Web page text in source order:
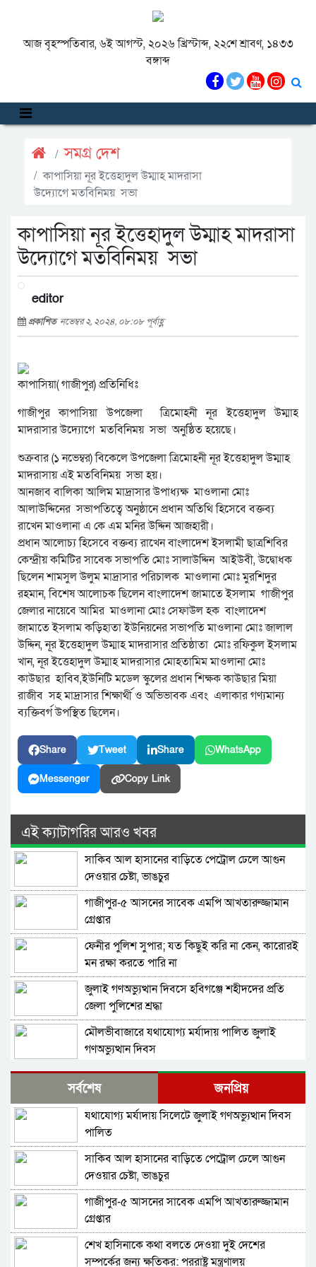
আজ বৃহস্পতিবার, ৬ই আগস্ট, ২০২৬ খ্রিস্টাব্দ, ২২শে শ্রাবণ, ১৪৩৩
বঙ্গাব্দ
সমগ্র দেশ
কাপাসিয়া নূর ইত্তেহাদুল উম্মাহ মাদরাসা
উদ্যোগে মতবিনিময় সভা
কাপাসিয়া নূর ইত্তেহাদুল উম্মাহ মাদরাসা
উদ্যোগে মতবিনিময় সভা
editor
প্রকাশিত নভেম্বর ২, ২০২৪, ০৮:০৮ পূর্বাহ্ণ
কাপাসিয়া( গাজীপুর) প্রতিনিধিঃ
গাজীপুর কাপাসিয়া উপজেলা ত্রিমোহনী নূর ইত্তেহাদুল উম্মাহ
মাদরাসার উদ্যোগে মতবিনিময় সভা অনুষ্ঠিত হয়েছে।
শুক্রবার (১ নভেম্বর) বিকেলে উপজেলা ত্রিমোহনী নূর ইত্তেহাদুল উম্মাহ
মাদরাসায় এই মতবিনিময় সভা হয়।
আনজাব বালিকা আলিম মাদ্রাসার উপাধ্যক্ষ মাওলানা মোঃ
আলাউদ্দিনের সভাপতিত্বে অনুষ্ঠানে প্রধান অতিথি হিসেবে বক্তব্য
রাখেন মাওলানা এ কে এম মনির উদ্দিন আজহারী।
প্রধান আলোচ্য হিসেবে বক্তব্য রাখেন বাংলাদেশ ইসলামী ছাত্রশিবির
কেন্দ্রীয় কমিটির সাবেক সভাপতি মোঃ সালাউদ্দিন আইউবী, উদ্বোধক
ছিলেন শামসুল উলুম মাদ্রাসার পরিচালক মাওলানা মোঃ মুরশিদুর
রহমান, বিশেষ আলোচক ছিলেন বাংলাদেশ জামাতে ইসলাম গাজীপুর
জেলার নায়েবে আমির মাওলানা মোঃ সেফাউল হক বাংলাদেশ
জামাতে ইসলাম কড়িহাতা ইউনিয়নের সভাপতি মাওলানা মোঃ জালাল
উদ্দিন, নূর ইত্তেহাদুল উম্মাহ মাদরাসার প্রতিষ্ঠাতা মোঃ রফিকুল ইসলাম
খান, নূর ইত্তেহাদুল উম্মাহ মাদরাসার মোহতামিম মাওলানা মোঃ
কাউছার হাবিব,ইউনিটি মডেল স্কুলের প্রধান শিক্ষক কাউছার মিয়া
রাজীব সহ মাদ্রাসার শিক্ষার্থী ও অভিভাবক এবং এলাকার গণ্যমান্য
ব্যক্তিবর্গ উপস্থিত ছিলেন।
Share Tweet Share WhatsApp
Messenger Copy Link
এই ক্যাটাগরির আরও খবর
সাকিব আল হাসানের বাড়িতে পেট্রোল ঢেলে আগুন
দেওয়ার চেষ্টা, ভাঙচুর
গাজীপুর-৫ আসনের সাবেক এমপি আখতারুজ্জামান
গ্রেপ্তার
ফেনীর পুলিশ সুপার; যত কিছুই করি না কেন, কারোরই
মন রক্ষা করতে পারি না
জুলাই গণঅভ্যুত্থান দিবসে হবিগঞ্জে শহীদদের প্রতি
জেলা পুলিশের শ্রদ্ধা
মৌলভীবাজারে যথাযোগ্য মর্যাদায় পালিত জুলাই
গণঅভ্যুত্থান দিবস
কুষ্টিয়ায় নানা আয়োজনে জুলাই গণঅভ্যুত্থান দিবস
পালিত
বহিরাগতদের নিয়ে র‍্যালি করার অভিযোগকে কেন্দ্র
করে বরিশাল বিশ্ববিদ্যালয়ে ছাত্রদল-শিবির সংঘর্ষ,
আহত ১০
বেগম রোকেয়া বিশ্ববিদ্যালয়ে ছাত্রদল-শিবির সংঘর্ষ,
আহত অন্তত ২০
মদপান করে দুই রুশ নাগরিকের মারামারিতে
একজনের মৃত্যু, আরেকজন আইসিইউতে
নাগরপুরে প্রায় ৪ কোটি টাকার সেতু নির্মাণ অ্যাপ্রোচ
সর্বশেষ জনপ্রিয়
যথাযোগ্য মর্যাদায় সিলেটে জুলাই গণঅভ্যুত্থান দিবস
পালিত
সাকিব আল হাসানের বাড়িতে পেট্রোল ঢেলে আগুন
দেওয়ার চেষ্টা, ভাঙচুর
গাজীপুর-৫ আসনের সাবেক এমপি আখতারুজ্জামান
গ্রেপ্তার
শেখ হাসিনাকে কথা বলতে দেওয়া দুই দেশের
সম্পর্কের জন্য ক্ষতিকর: পররাষ্ট্র মন্ত্রণালয়